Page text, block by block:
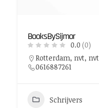
BooksBySijmor
0.0 (0)
Rotterdam, nvt, nvt
0616887261
Schrijvers